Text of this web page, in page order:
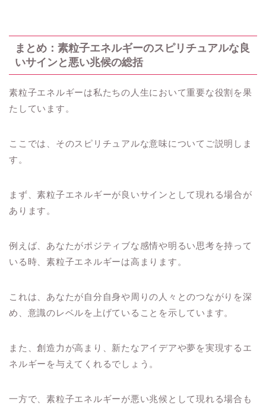
まとめ：素粒子エネルギーのスピリチュアルな良
いサインと悪い兆候の総括
素粒子エネルギーは私たちの人生において重要な役割を果
たしています。
ここでは、そのスピリチュアルな意味についてご説明しま
す。
まず、素粒子エネルギーが良いサインとして現れる場合が
あります。
例えば、あなたがポジティブな感情や明るい思考を持って
いる時、素粒子エネルギーは高まります。
これは、あなたが自分自身や周りの人々とのつながりを深
め、意識のレベルを上げていることを示しています。
また、創造力が高まり、新たなアイデアや夢を実現するエ
ネルギーを与えてくれるでしょう。
一方で、素粒子エネルギーが悪い兆候として現れる場合も